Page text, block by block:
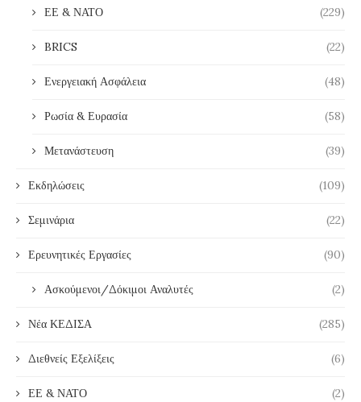
ΕΕ & ΝΑΤΟ (229)
BRICS (22)
Ενεργειακή Ασφάλεια (48)
Ρωσία & Ευρασία (58)
Μετανάστευση (39)
Εκδηλώσεις (109)
Σεμινάρια (22)
Ερευνητικές Εργασίες (90)
Ασκούμενοι/Δόκιμοι Αναλυτές (2)
Νέα ΚΕΔΙΣΑ (285)
Διεθνείς Εξελίξεις (6)
ΕΕ & ΝΑΤΟ (2)